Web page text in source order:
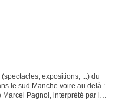
expositions, ...) du
le sud Manche voire au delà :
Pagnol, interprété par la